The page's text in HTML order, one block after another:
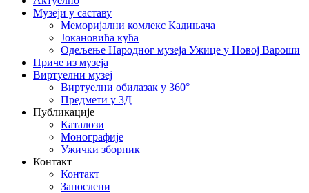
Музеји у саставу
Меморијални комлекс Кадињача
Јокановића кућа
Oдељење Народног музеја Ужице у Новој Вароши
Приче из музеја
Виртуелни музеј
Виртуелни обилазак у 360°
Предмети у 3Д
Публикације
Каталози
Монографије
Ужички зборник
Контакт
Контакт
Запослени